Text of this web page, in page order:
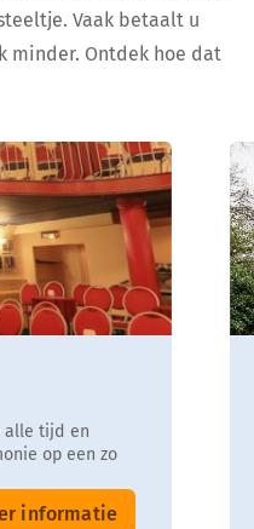
Vaak betaalt u
minder. Ontdek hoe dat
alle tijd en
op een zo
informatie